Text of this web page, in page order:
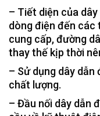
– Tiết diện của
dòng điện đến các
cung cấp, đường
thay thế kịp thời
– Sử dụng dây
chất lượng.
– Đầu nối dây dẫn